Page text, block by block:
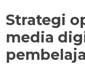
Strategi
media